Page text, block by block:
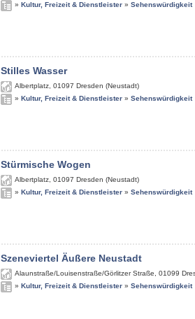
» Kultur, Freizeit & Dienstleister » Sehenswürdigkeit
Stilles Wasser
Albertplatz 01097 Dresden (Neustadt)
» Kultur, Freizeit & Dienstleister » Sehenswürdigkeit
Stürmische Wogen
Albertplatz 01097 Dresden (Neustadt)
» Kultur, Freizeit & Dienstleister » Sehenswürdigkeit
Szeneviertel Äußere Neustadt
Alaunstraße/Louisenstraße/Görlitzer Straße 01099
» Kultur, Freizeit & Dienstleister » Sehenswürdigkeit